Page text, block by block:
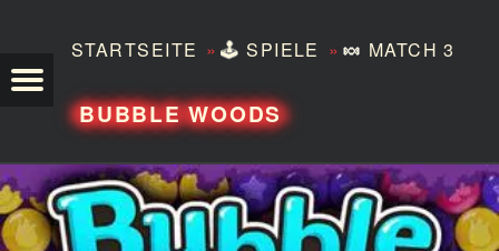
STARTSEITE »🕹️ SPIELE » 🍬 MATCH 3
BUBBLE WOODS